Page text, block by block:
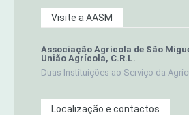
Visite a AASM
Associação Agrícola de São
União Agrícola, C.R.L.
Duas Instituições ao Serviço da
Localização e contactos